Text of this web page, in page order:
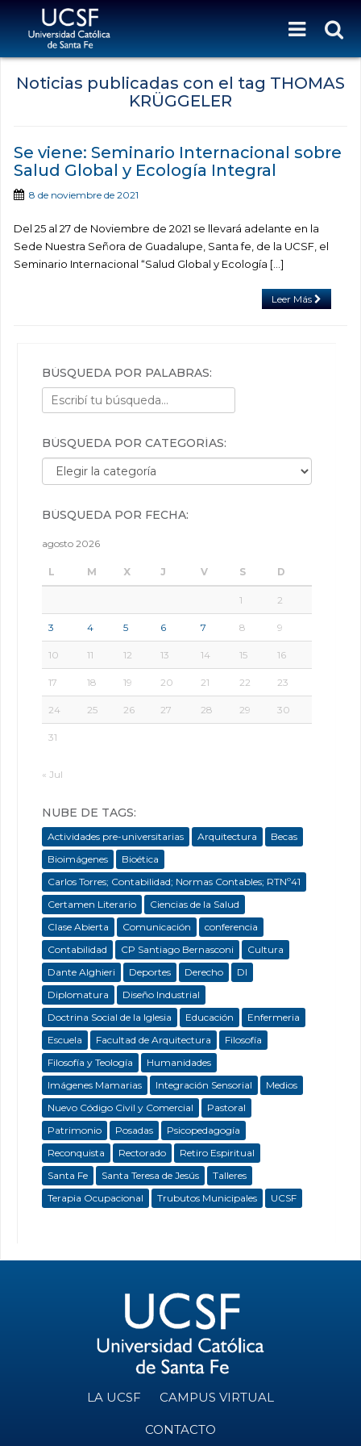
Noticias publicadas con el tag THOMAS
KRÜGGELER
Se viene: Seminario Internacional sobre
Salud Global y Ecología Integral
8 de noviembre de 2021
Del 25 al 27 de Noviembre de 2021 se llevará adelante en la
Sede Nuestra Señora de Guadalupe, Santa fe, de la UCSF, el
Seminario Internacional “Salud Global y Ecología […]
Leer Más
BÚSQUEDA POR PALABRAS:
BÚSQUEDA POR CATEGORÍAS:
Búsqueda por categorías:
BÚSQUEDA POR FECHA:
agosto 2026
L M X J V S D
1 2
3 4 5 6 7 8 9
10 11 12 13 14 15 16
17 18 19 20 21 22 23
24 25 26 27 28 29 30
31
« Jul
NUBE DE TAGS:
Actividades pre-universitarias Arquitectura
Becas
Bioimágenes
Bioética
Carlos Torres; Contabilidad; Normas Contables; RTNº41
Certamen Literario
Ciencias de la Salud
Clase Abierta
Comunicación
conferencia
Contabilidad
CP Santiago Bernasconi
Cultura
Dante Alghieri
Deportes Derecho
DI
Diplomatura
Diseño Industrial
Doctrina Social de la Iglesia
Educación
Enfermeria
Escuela
Facultad de Arquitectura
Filosofía
Filosofía y Teología
Humanidades
Imágenes Mamarias
Integración Sensorial
Medios
Nuevo Código Civil y Comercial
Pastoral
Patrimonio
Posadas
Psicopedagogía
Reconquista
Rectorado
Retiro Espiritual
Santa Fe
Santa Teresa de Jesús
Talleres
Terapia Ocupacional
Trubutos Municipales UCSF
LA UCSF CAMPUS VIRTUAL
CONTACTO